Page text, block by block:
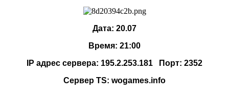
Дата: 20.07
Время: 21:00
IP адрес сервера: 195.2.253.181 Порт: 2352
Сервер TS: wogames.info